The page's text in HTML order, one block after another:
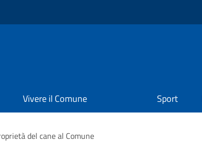
Vivere il Comune Sport
del cane al Comune